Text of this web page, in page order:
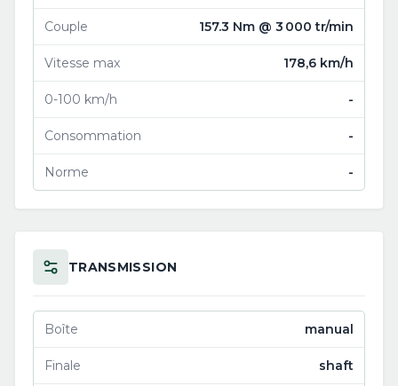
Couple 157.3 Nm @ 3 000 tr/min
Vitesse max 178,6 km/h
0-100 km/h -
Consommation -
Norme -
TRANSMISSION
Boîte manual
Finale shaft